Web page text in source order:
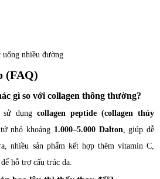
uống nhiều đường
(FAQ)
gì so với collagen thông thường?
sử dụng collagen peptide (collagen thủy
nhỏ khoảng 1.000–5.000 Dalton , giúp dễ
nhiều sản phẩm kết hợp thêm vitamin C,
hỗ trợ cấu trúc da.